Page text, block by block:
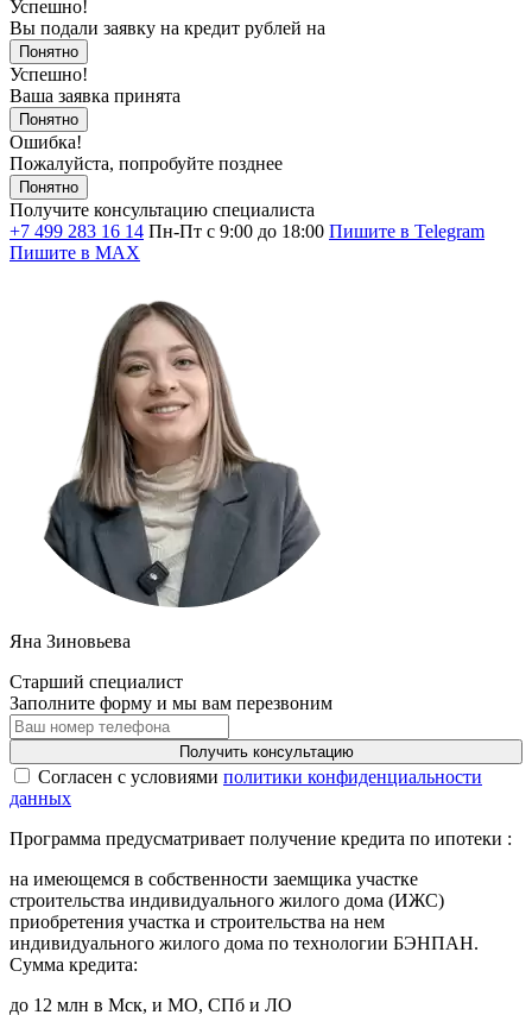
Успешно!
Вы подали заявку на кредит рублей на
Понятно
Успешно!
Ваша заявка принята
Понятно
Ошибка!
Пожалуйста, попробуйте позднее
Понятно
Получите консультацию специалиста
+7 499 283 16 14 Пн-Пт с 9:00 до 18:00 Пишите в Telegram
Пишите в MAX
Яна Зиновьева
Старший специалист
Заполните форму и мы вам перезвоним
Получить консультацию
Cогласен с условиями политики конфиденциальности
данных
Программа предусматривает получение кредита по ипотеки :
на имеющемся в собственности заемщика участке
строительства индивидуального жилого дома (ИЖС)
приобретения участка и строительства на нем
индивидуального жилого дома по технологии БЭНПАН.
Сумма кредита:
до 12 млн в Мск, и МО, СПб и ЛО